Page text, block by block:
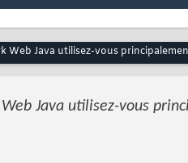
Web Java utilisez-vous
Java utilisez-vous